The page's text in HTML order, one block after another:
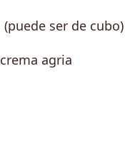
ser de cubo)
agria